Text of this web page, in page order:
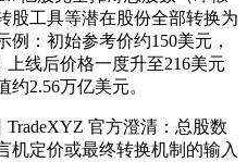
股工具等潜在股份全部转换为
：初始参考价约150美元，
线后价格一度升至216美元
2.56万亿美元。
官方澄清：总股数
机定价或最终转换机制的输入